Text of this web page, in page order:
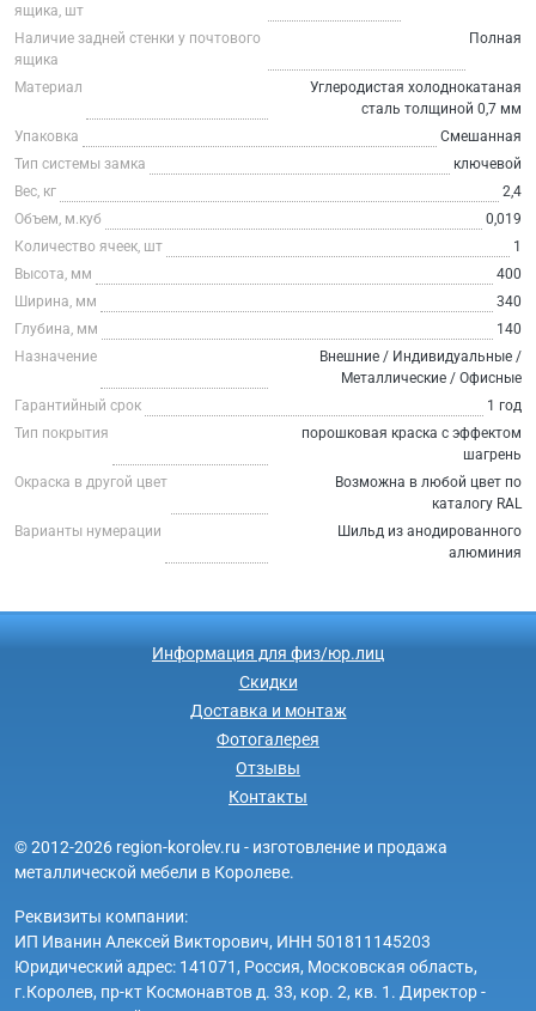
ящика, шт
Наличие задней стенки у почтового
ящика
Полная
Материал
Углеродистая холоднокатаная
сталь толщиной 0,7 мм
Упаковка
Смешанная
Тип системы замка
ключевой
Вес, кг
2,4
Объем, м.куб
0,019
Количество ячеек, шт
1
Высота, мм
400
Ширина, мм
340
Глубина, мм
140
Назначение
Внешние / Индивидуальные /
Металлические / Офисные
Гарантийный срок
1 год
Тип покрытия
порошковая краска с эффектом
шагрень
Окраска в другой цвет
Возможна в любой цвет по
каталогу RAL
Варианты нумерации
Шильд из анодированного
алюминия
Информация для физ/юр.лиц
Скидки
Доставка и монтаж
Фотогалерея
Отзывы
Контакты
© 2012-2026 region-korolev.ru - изготовление и продажа
металлической мебели в Королеве.
Реквизиты компании:
ИП Иванин Алексей Викторович, ИНН 501811145203
Юридический адрес: 141071, Россия, Московская область,
г.Королев, пр-кт Космонавтов д. 33, кор. 2, кв. 1. Директор -